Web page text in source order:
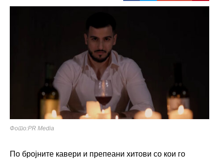
Фото:PR Media
По бројните кавери и препеани хитови со кои го